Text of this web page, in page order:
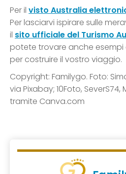
Per il visto Australia
Per lasciarvi ispirare sulle
il sito ufficiale del Turismo
potete trovare anche esempi
per costruire il vostro viaggio.
Copyright: Familygo. Foto:
via Pixabay; 10Foto, SeverS74,
tramite Canva.com